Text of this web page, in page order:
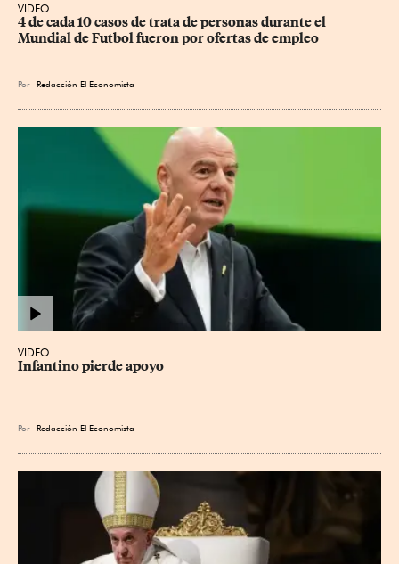
VIDEO
4 de cada 10 casos de trata de personas durante el
Mundial de Futbol fueron por ofertas de empleo
Por Redacción El Economista
VIDEO
Infantino pierde apoyo
Por Redacción El Economista